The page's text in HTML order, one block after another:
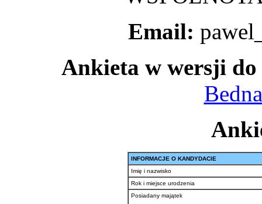
Email:
Ankieta w wersji
INFORMACJE O KANDYDACIE
Imię i nazwisko
Rok i miejsce urodzenia
Posiadany majątek